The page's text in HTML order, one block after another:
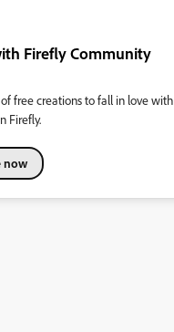
Firefly Community
free creations to fall in love with
Firefly.
now